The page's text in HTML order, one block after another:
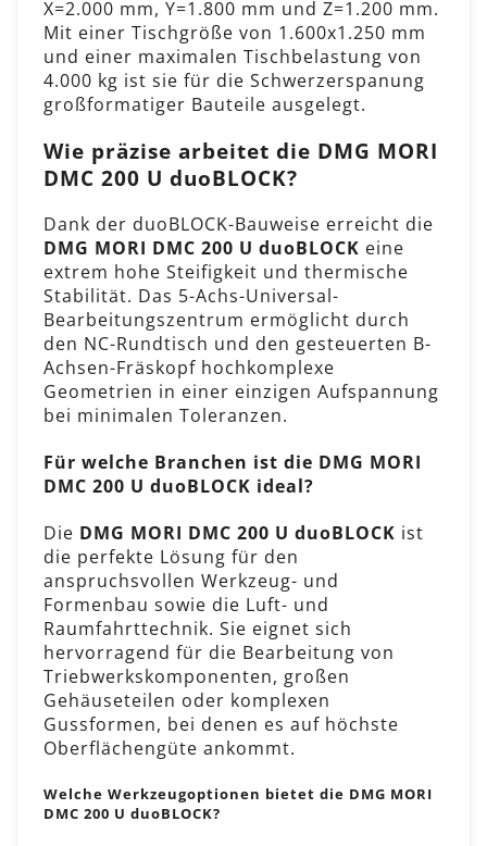
X=2.000 mm, Y=1.800 mm und Z=1.200 mm.
Mit einer Tischgröße von 1.600x1.250 mm
und einer maximalen Tischbelastung von
4.000 kg ist sie für die Schwerzerspanung
großformatiger Bauteile ausgelegt.
Wie präzise arbeitet die DMG MORI
DMC 200 U duoBLOCK?
Dank der duoBLOCK-Bauweise erreicht die
DMG MORI DMC 200 U duoBLOCK eine
extrem hohe Steifigkeit und thermische
Stabilität. Das 5-Achs-Universal-
Bearbeitungszentrum ermöglicht durch
den NC-Rundtisch und den gesteuerten B-
Achsen-Fräskopf hochkomplexe
Geometrien in einer einzigen Aufspannung
bei minimalen Toleranzen.
Für welche Branchen ist die DMG MORI
DMC 200 U duoBLOCK ideal?
Die DMG MORI DMC 200 U duoBLOCK ist
die perfekte Lösung für den
anspruchsvollen Werkzeug- und
Formenbau sowie die Luft- und
Raumfahrttechnik. Sie eignet sich
hervorragend für die Bearbeitung von
Triebwerkskomponenten, großen
Gehäuseteilen oder komplexen
Gussformen, bei denen es auf höchste
Oberflächengüte ankommt.
Welche Werkzeugoptionen bietet die DMG MORI
DMC 200 U duoBLOCK?